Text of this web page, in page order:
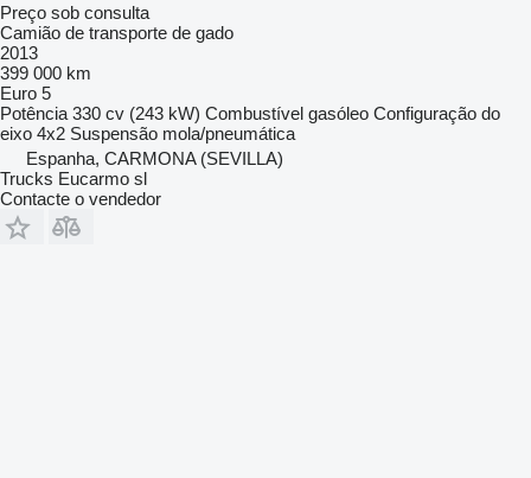
Preço sob consulta
Camião de transporte de gado
2013
399 000 km
Euro 5
Potência 330 cv (243 kW) Combustível gasóleo Configuração do
eixo 4x2 Suspensão mola/pneumática
Espanha, CARMONA (SEVILLA)
Trucks Eucarmo sl
Contacte o vendedor